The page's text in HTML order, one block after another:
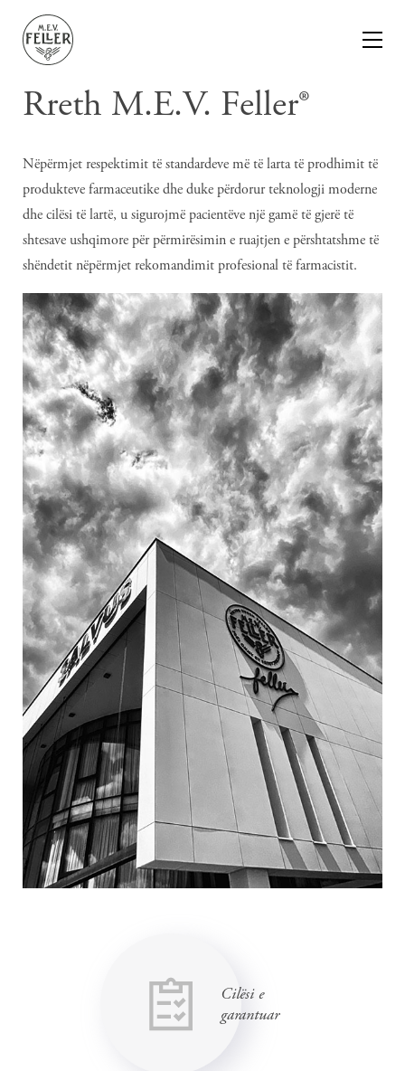
Rreth M.E.V. Feller®
Nëpërmjet respektimit të standardeve më të larta të prodhimit të
produkteve farmaceutike dhe duke përdorur teknologji moderne
dhe cilësi të lartë, u sigurojmë pacientëve një gamë të gjerë të
shtesave ushqimore për përmirësimin e ruajtjen e përshtatshme të
shëndetit nëpërmjet rekomandimit profesional të farmacistit.
Cilësi e
garantuar